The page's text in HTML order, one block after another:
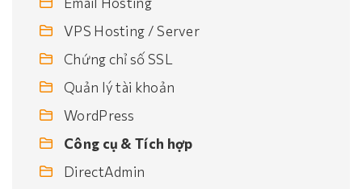
VPS Hosting / Server
Chứng chỉ số SSL
Quản lý tài khoản
WordPress
Công cụ & Tích hợp
DirectAdmin